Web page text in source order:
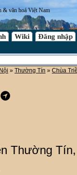
& văn hoá Việt Nam
Wiki Đăng nhập
» Thường Tín » Chùa
Thường